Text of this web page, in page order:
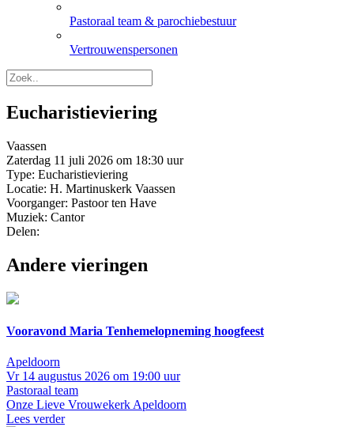
Pastoraal team & parochiebestuur
Vertrouwenspersonen
Eucharistieviering
Vaassen
Zaterdag 11 juli 2026 om 18:30 uur
Type: Eucharistieviering
Locatie: H. Martinuskerk Vaassen
Voorganger: Pastoor ten Have
Muziek: Cantor
Delen:
Andere vieringen
Vooravond Maria Tenhemelopneming hoogfeest
Apeldoorn
Vr 14 augustus 2026 om 19:00 uur
Pastoraal team
Onze Lieve Vrouwekerk Apeldoorn
Lees verder